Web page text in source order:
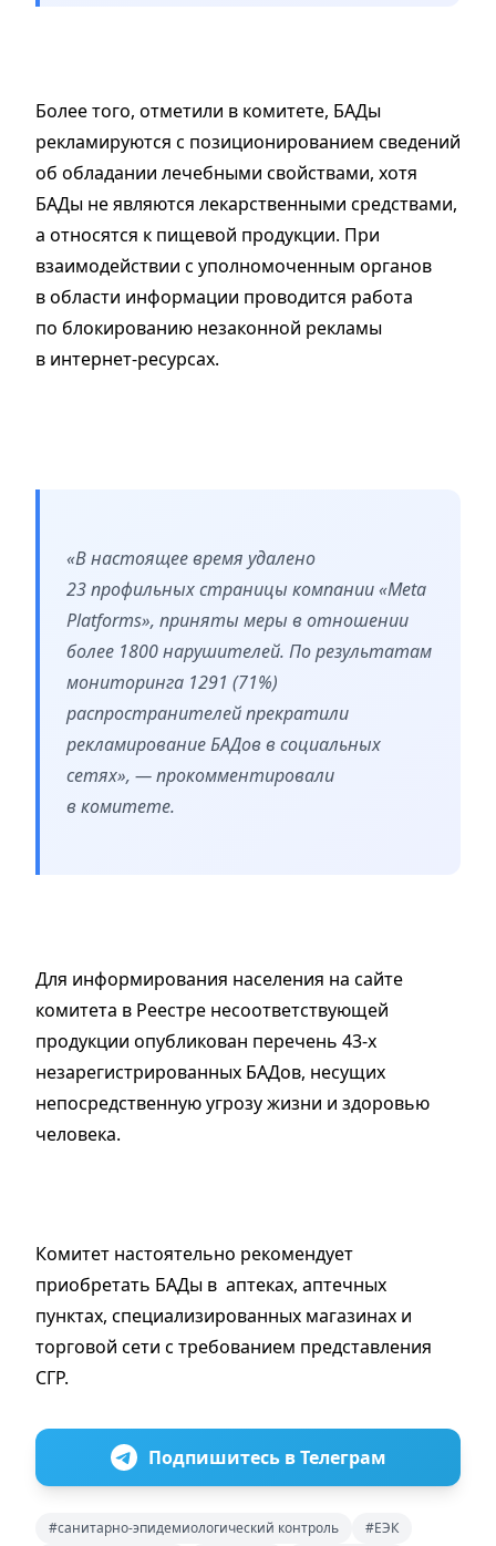
Более того, отметили в комитете, БАДы
рекламируются с позиционированием сведений
об обладании лечебными свойствами, хотя
БАДы не являются лекарственными средствами,
а относятся к пищевой продукции. При
взаимодействии с уполномоченным органов
в области информации проводится работа
по блокированию незаконной рекламы
в интернет-ресурсах.
«В настоящее время удалено
23 профильных страницы компании «Meta
Platforms», приняты меры в отношении
более 1800 нарушителей. По результатам
мониторинга 1291 (71%)
распространителей прекратили
рекламирование БАДов в социальных
сетях», — прокомментировали
в комитете.
Для информирования населения на сайте
комитета в Реестре несоответствующей
продукции опубликован перечень 43-х
незарегистрированных БАДов, несущих
непосредственную угрозу жизни и здоровью
человека.
Комитет настоятельно рекомендует
приобретать БАДы в аптеках, аптечных
пунктах, специализированных магазинах и
торговой сети с требованием представления
СГР.
Подпишитесь в Телеграм
#санитарно-эпидемиологический контроль
#ЕЭК